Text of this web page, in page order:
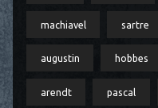
machiavel sartre
augustin hobbes
arendt pascal